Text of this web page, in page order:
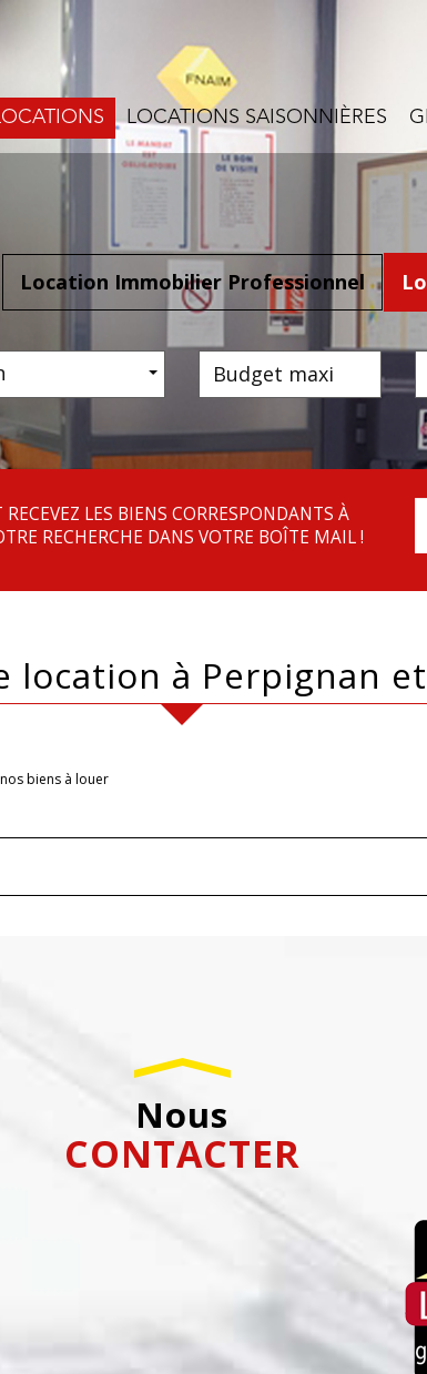
LOCATIONS LOCATIONS SAISONNIÈRES
Location Immobilier Professionnel
RECEVEZ LES BIENS CORRESPONDANTS À
RECHERCHE DANS VOTRE BOÎTE MAIL !
location à Perpignan
biens à louer
Nous
CONTACTER